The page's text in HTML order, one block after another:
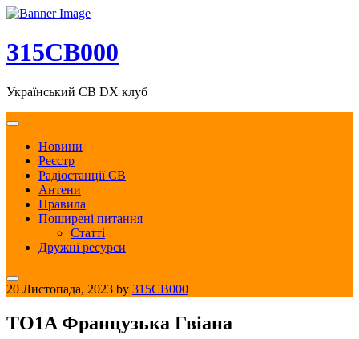
Skip
content
315CB000
Український CB DX клуб
Новини
Реєстр
Радіостанції CB
Антени
Правила
Поширені питання
Статті
Дружні ресурси
20 Листопада, 2023 by 315CB000
TO1A Французька Гвіана